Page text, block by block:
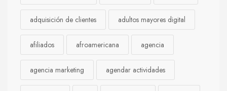
adquisición de clientes adultos mayores digital
afiliados afroamericana agencia
agencia marketing agendar actividades